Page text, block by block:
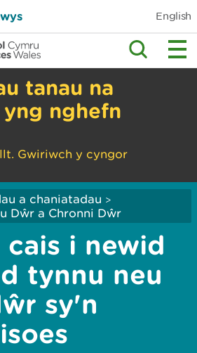
English
tanau na
nghefn
Gwiriwch y cyngor
a chaniatadau >
Dŵr a Chronni Dŵr
cais i newid
tynnu neu
sy'n